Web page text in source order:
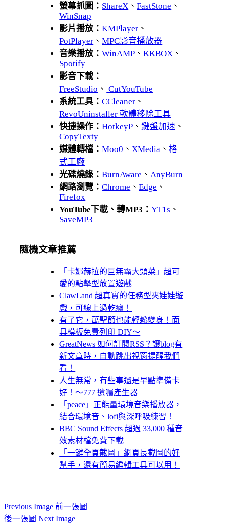
螢幕抓圖： ShareX 、FastStone 、
WinSnap
影片播放：KMPlayer 、
PotPlayer 、MPC影音播放器
音樂播放：WinAMP 、KKBOX 、
Spotify
影音下載：
FreeStudio 、 CutYouTube
系統工具：CCleaner 、
RevoUninstaller 軟體移除工具
快捷操作：HotkeyP 、鍵盤加速 、
CopyTexty
媒體轉檔：Moo0 、 XMedia 、格
式工廠
光碟燒錄：BurnAware 、 AnyBurn
網路瀏覽：Chrome 、Edge 、
Firefox
YouTube下載、轉MP3：YT1s 、
SaveMP3
隨機文章推薦
「卡娜赫拉的巨無霸大頭菜」超可
愛的點擊型放置遊戲
ClawLand 超真實的任務型夾娃娃遊
戲，可線上過乾癮！
有了它，萬聖節也能輕鬆變身！面
具模板免費列印 DIY～
GreatNews 如何訂閱RSS？讓blog有
新文章時，自動跳出視窗提醒我們
看！
人生無常，有些事還是早點準備卡
好！～777 遺囑產生器
「peace」正能量環境音樂播放器，
結合環境音、lofi與深呼吸練習！
BBC Sound Effects 超過 33,000 種音
效素材檔免費下載
「一鍵全頁截圖」網頁長截圖的好
幫手，還有簡易編輯工具可以用！
Previous Image 前一張圖
後一張圖 Next Image